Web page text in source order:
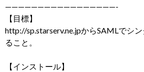
—————————————————-
【目標】
http://sp.starserv.ne.jpからSAMLでシ
ること。
【インストール】